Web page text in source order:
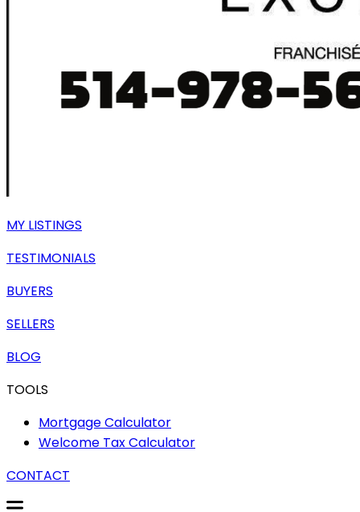
MY LISTINGS
TESTIMONIALS
BUYERS
SELLERS
BLOG
TOOLS
Mortgage Calculator
Welcome Tax Calculator
CONTACT